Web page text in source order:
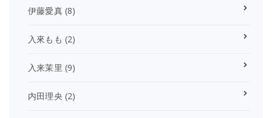
伊藤愛真(8)
入來もも (2)
入来茉里 (9)
内田理央 (2)